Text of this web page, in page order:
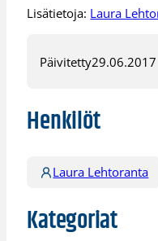
Lisätietoja: Laura
Päivitetty29.06.2017
Henkilöt
Laura Lehtoranta
Kategoriat